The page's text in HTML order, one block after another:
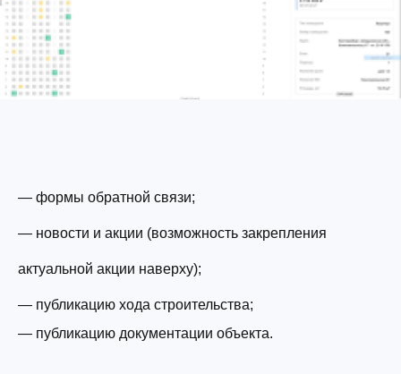
— формы обратной связи;
— новости и акции (возможность закрепления
актуальной акции наверху);
— публикацию хода строительства;
— публикацию документации объекта.